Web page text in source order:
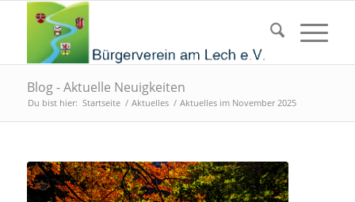
Blog - Aktuelle Neuigkeiten
Du bist hier: Startseite / Aktuelles / Aktuelles im November 2025